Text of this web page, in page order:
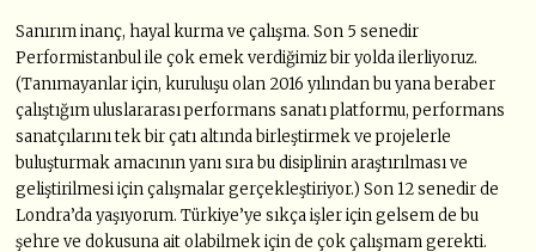
Sanırım inanç, hayal kurma ve çalışma. Son 5 senedir
Performistanbul ile çok emek verdiğimiz bir yolda ilerliyoruz.
(Tanımayanlar için, kuruluşu olan 2016 yılından bu yana beraber
çalıştığım uluslararası performans sanatı platformu, performans
sanatçılarını tek bir çatı altında birleştirmek ve projelerle
buluşturmak amacının yanı sıra bu disiplinin araştırılması ve
geliştirilmesi için çalışmalar gerçekleştiriyor.) Son 12 senedir de
Londra’da yaşıyorum. Türkiye’ye sıkça işler için gelsem de bu
şehre ve dokusuna ait olabilmek için de çok çalışmam gerekti.